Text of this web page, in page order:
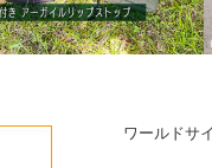
ワールドサ